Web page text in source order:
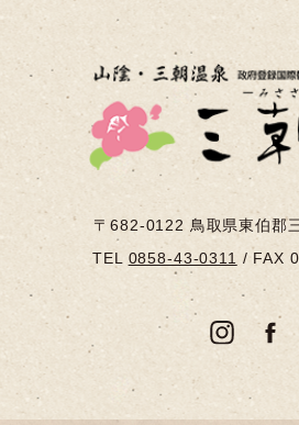
〒682-0122 鳥取県東伯郡
TEL 0858-43-0311 /FAX